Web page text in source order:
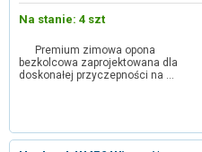
Na stanie: 4 szt
Premium zimowa opona
bezkolcowa zaprojektowana dla
doskonałej przyczepności na …